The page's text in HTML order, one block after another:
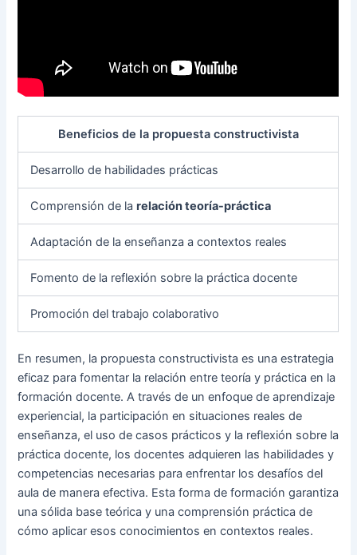
Beneficios de la propuesta constructivista
Desarrollo de habilidades prácticas
Comprensión de larelación teoría-práctica
Adaptación de la enseñanza a contextos reales
Fomento de la reflexión sobre la práctica docente
Promoción del trabajo colaborativo
En resumen, la propuesta constructivista es una estrategia
eficaz para fomentar la relación entre teoría y práctica en la
formación docente. A través de un enfoque de aprendizaje
experiencial, la participación en situaciones reales de
enseñanza, el uso de casos prácticos y la reflexión sobre la
práctica docente, los docentes adquieren las habilidades y
competencias necesarias para enfrentar los desafíos del
aula de manera efectiva. Esta forma de formación garantiza
una sólida base teórica y una comprensión práctica de
cómo aplicar esos conocimientos en contextos reales.